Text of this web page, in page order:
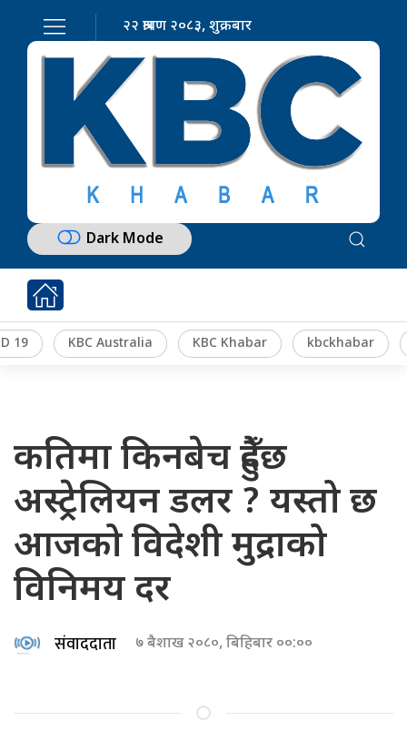
२२ श्रावण २०८३, शुक्रबार
Dark Mode
19 KBC Australia KBC Khabar kbckhabar
कतिमा किनबेच हुँदैछ
अस्ट्रेलियन डलर ? यस्तो छ
आजको विदेशी मुद्राको
विनिमय दर
संवाददाता ७ बैशाख २०८०, बिहिबार ००:००